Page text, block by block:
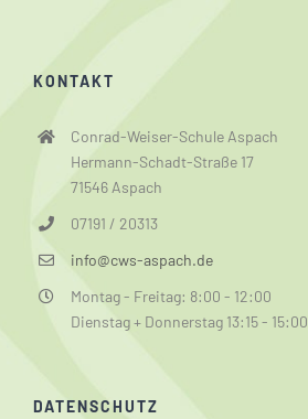
KONTAKT
Conrad-Weiser-Schule Aspach
Hermann-Schadt-Straße 17
71546 Aspach
07191 / 20313
info@cws-aspach.de
Montag - Freitag: 8:00 - 12:00
Dienstag + Donnerstag 13:15 - 15:00
DATENSCHUTZ